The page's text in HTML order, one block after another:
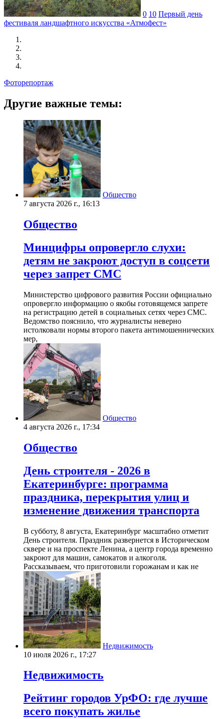
0 10 Первый день
фестиваля ландшафтного искусства «Атмофест»
Фоторепортаж
Другие важные темы:
Общество
7 августа 2026 г., 16:13
Общество
Минцифры опровергло слухи:
детям не закроют доступ в соцсети
через запрет СМС
Министерство цифрового развития России официально
опровергло информацию о якобы готовящемся запрете
на регистрацию детей в социальных сетях через СМС.
Ведомство пояснило, что журналисты неверно
истолковали нормы второго пакета антимошеннических
мер,
Общество
4 августа 2026 г., 17:34
Общество
День строителя - 2026 в
Екатеринбурге: программа
праздника, перекрытия улиц и
изменение движения транспорта
В субботу, 8 августа, Екатеринбург масштабно отметит
День строителя. Праздник развернется в Историческом
сквере и на проспекте Ленина, а центр города временно
закроют для машин, самокатов и алкоголя.
Рассказываем, что приготовили горожанам и как не
Недвижимость
10 июля 2026 г., 17:27
Недвижимость
Рейтинг городов УрФО: где лучше
всего покупать жилье